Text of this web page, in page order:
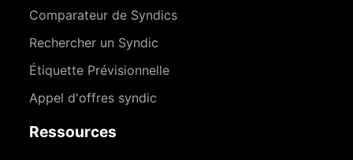
Comparateur de Syndics
Rechercher un Syndic
Étiquette Prévisionnelle
Appel d'offres syndic
Ressources